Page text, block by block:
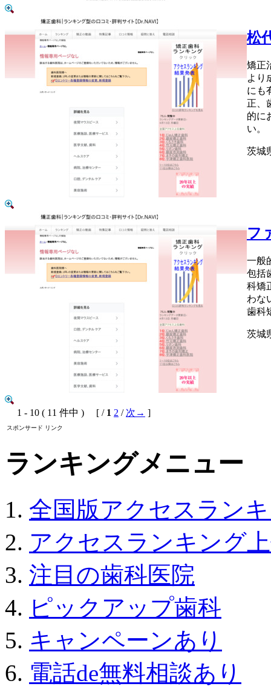
松
矯正
より
にも
正、
的に
い。
茨城
フ
一般
包括
科矯
わな
歯科
茨城
1 - 10 ( 11 件中 ) [ / 1 2 / 次→ ]
スポンサード リンク
ランキングメニュー
全国版アクセスラン
アクセスランキング
注目の歯科医院
ピックアップ歯科
キャンペーンあり
電話de無料相談あり